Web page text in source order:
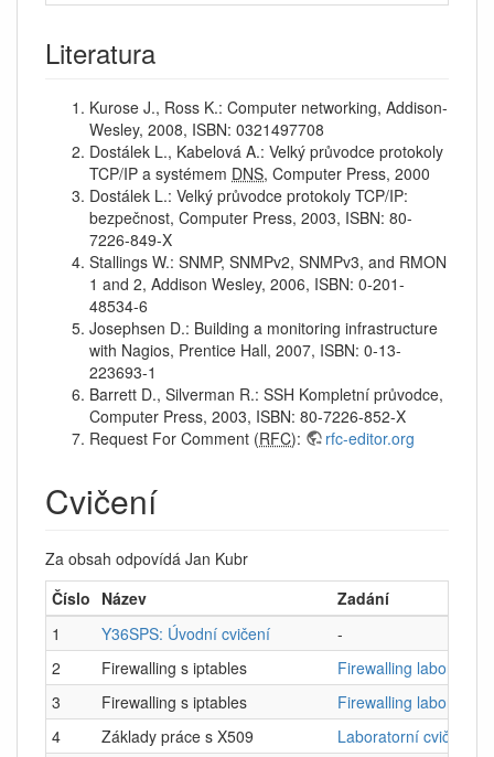
Literatura
Kurose J., Ross K.: Computer networking, Addison-
Wesley, 2008, ISBN: 0321497708
Dostálek L., Kabelová A.: Velký průvodce protokoly
TCP/IP a systémem DNS, Computer Press, 2000
Dostálek L.: Velký průvodce protokoly TCP/IP:
bezpečnost, Computer Press, 2003, ISBN: 80-
7226-849-X
Stallings W.: SNMP, SNMPv2, SNMPv3, and RMON
1 and 2, Addison Wesley, 2006, ISBN: 0-201-
48534-6
Josephsen D.: Building a monitoring infrastructure
with Nagios, Prentice Hall, 2007, ISBN: 0-13-
223693-1
Barrett D., Silverman R.: SSH Kompletní průvodce,
Computer Press, 2003, ISBN: 80-7226-852-X
Request For Comment (RFC): rfc-editor.org
Cvičení
Za obsah odpovídá Jan Kubr
Číslo Název
Zadání
1
Y36SPS: Úvodní cvičení
-
2
Firewalling s iptables
Firewalling laborka
3
Firewalling s iptables
Firewalling laborka
4
Základy práce s X509
Laboratorní cvičení: